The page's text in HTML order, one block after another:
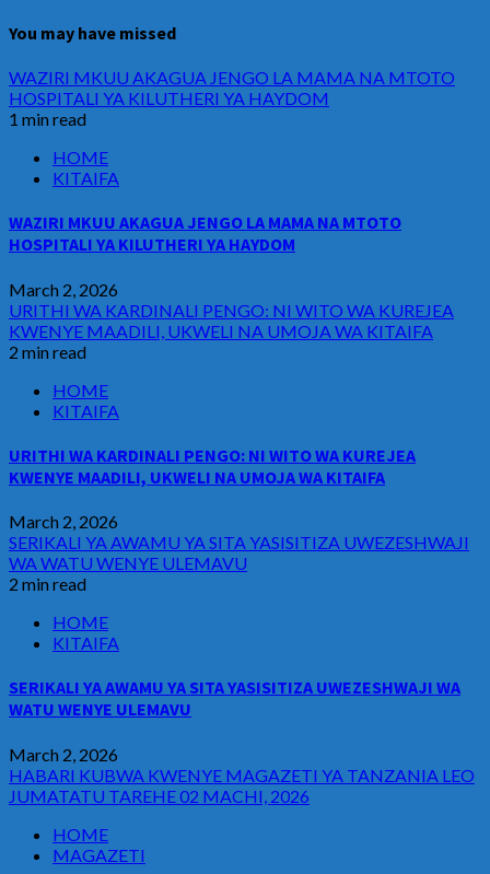
You may have missed
WAZIRI MKUU AKAGUA JENGO LA MAMA NA MTOTO
HOSPITALI YA KILUTHERI YA HAYDOM
1 min read
HOME
KITAIFA
WAZIRI MKUU AKAGUA JENGO LA MAMA NA MTOTO
HOSPITALI YA KILUTHERI YA HAYDOM
March 2, 2026
URITHI WA KARDINALI PENGO: NI WITO WA KUREJEA
KWENYE MAADILI, UKWELI NA UMOJA WA KITAIFA
2 min read
HOME
KITAIFA
URITHI WA KARDINALI PENGO: NI WITO WA KUREJEA
KWENYE MAADILI, UKWELI NA UMOJA WA KITAIFA
March 2, 2026
SERIKALI YA AWAMU YA SITA YASISITIZA UWEZESHWAJI
WA WATU WENYE ULEMAVU
2 min read
HOME
KITAIFA
SERIKALI YA AWAMU YA SITA YASISITIZA UWEZESHWAJI WA
WATU WENYE ULEMAVU
March 2, 2026
HABARI KUBWA KWENYE MAGAZETI YA TANZANIA LEO
JUMATATU TAREHE 02 MACHI, 2026
HOME
MAGAZETI